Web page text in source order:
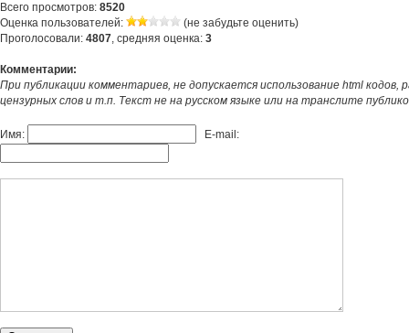
Всего просмотров: 8520
Оценка пользователей:
(не забудьте оценить)
Проголосовали: 4807, средняя оценка: 3
Комментарии:
При публикации комментариев, не допускается использование html кодов,
цензурных слов и т.п. Текст не на русском языке или на транслите
Имя: E-mail: